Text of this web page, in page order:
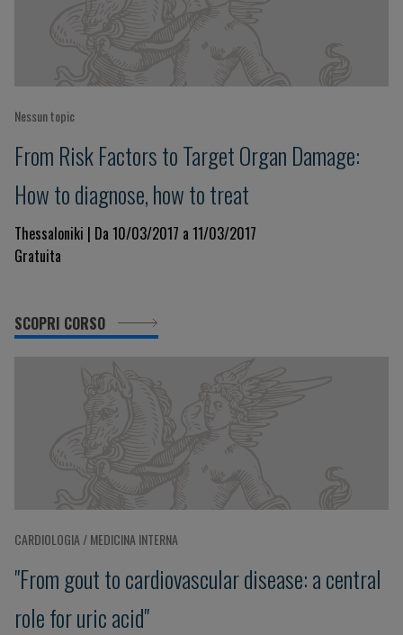
Nessun topic
From Risk Factors to Target Organ Damage:
How to diagnose, how to treat
Thessaloniki | Da 10/03/2017 a 11/03/2017
Gratuita
SCOPRI CORSO
CARDIOLOGIA / MEDICINA INTERNA
"From gout to cardiovascular disease: a central
role for uric acid"